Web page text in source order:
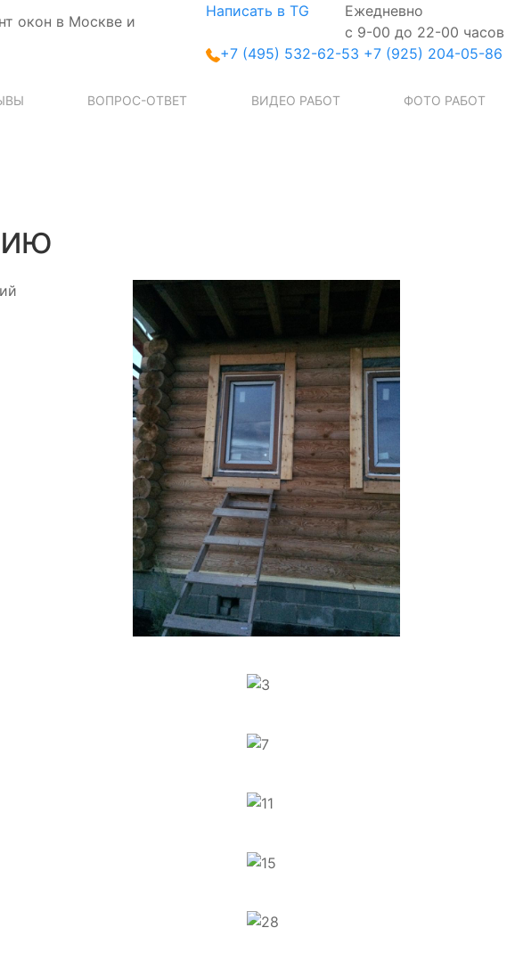
окон в Москве и
Написать в TG
Ежедневно
с 9-00 до 22-00 часов
+7 (495) 532-62-53 +7 (925) 204-05-86
ВОПРОС-ОТВЕТ ВИДЕО РАБОТ ФОТО РАБОТ